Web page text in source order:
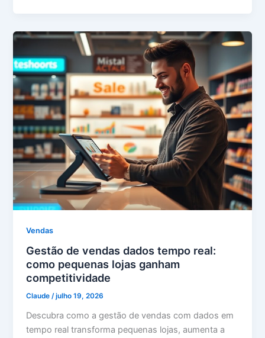
Vendas
Gestão de vendas dados tempo real:
como pequenas lojas ganham
competitividade
Claude/julho 19, 2026
Descubra como a gestão de vendas com dados em
tempo real transforma pequenas lojas, aumenta a